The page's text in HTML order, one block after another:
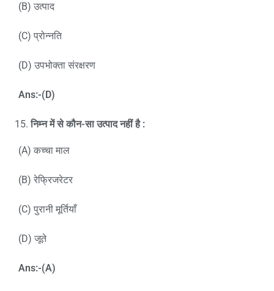
(B) उत्पाद
(C) प्रोन्नति
(D) उपभोक्ता संरक्षरण
Ans:-(D)
निम्न में से कौन-सा उत्पाद नहीं है :
(A) कच्चा माल
(B) रेफ्रिजरेटर
(C) पुरानी मूर्तियाँ
(D) जूते
Ans:-(A)